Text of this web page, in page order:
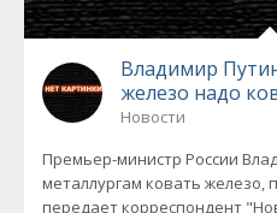
Владимир
железо надо
Новости
Премьер-министр России
металлургам ковать железо,
передает корреспондент